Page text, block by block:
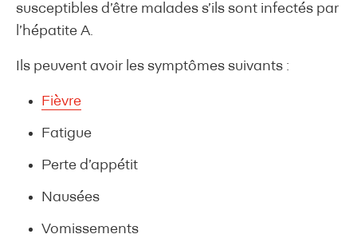
susceptibles d’être malades s’ils sont infectés par
l’hépatite A.
Ils peuvent avoir les symptômes suivants :
Fièvre
Fatigue
Perte d’appétit
Nausées
Vomissements